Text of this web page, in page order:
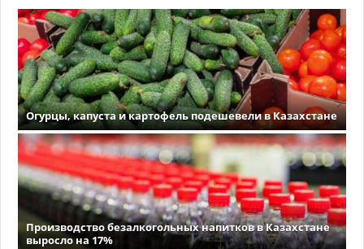
Огурцы, капуста и картофель подешевели в Казахстане
Производство безалкогольных напитков в Казахстане
выросло на 17%